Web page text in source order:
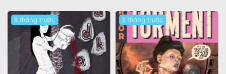
8 tháng trước 8 tháng trước